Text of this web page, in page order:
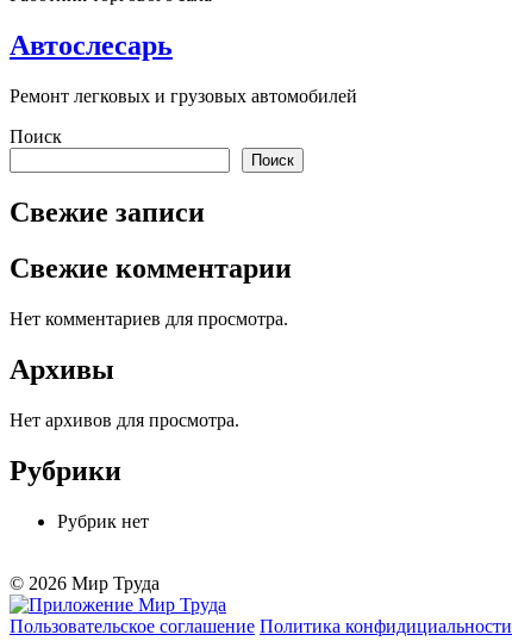
Автослесарь
Ремонт легковых и грузовых автомобилей
Поиск
Поиск
Свежие записи
Свежие комментарии
Нет комментариев для просмотра.
Архивы
Нет архивов для просмотра.
Рубрики
Рубрик нет
© 2026 Мир Труда
Пользовательское соглашение Политика конфидициальности